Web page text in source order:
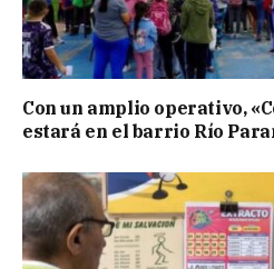
Con un amplio operativo,
estará en el barrio Río